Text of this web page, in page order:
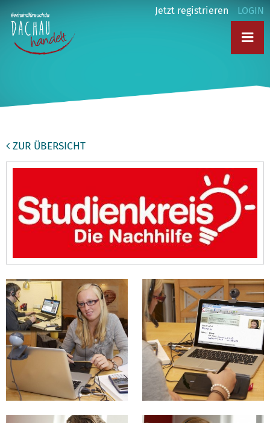
Jetzt registrieren LOGIN
ZUR ÜBERSICHT